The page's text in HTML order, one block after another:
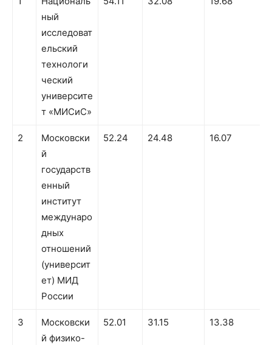
вуза
ный
исследоват
ельский
технологи
ческий
университе
т «МИСиС»
2
Московски
й
государств
енный
институт
междунаро
дных
отношений
(университ
ет) МИД
России
52.24 24.48 16.07
3
Московски
й физико-
52.01 31.15 13.38